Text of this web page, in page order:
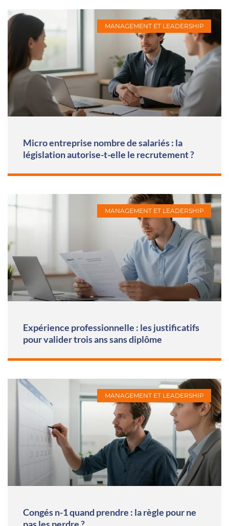
MANAGEMENT ET LEADERSHIP
Micro entreprise nombre de salariés : la
législation autorise-t-elle le recrutement ?
MANAGEMENT ET LEADERSHIP
Expérience professionnelle : les justificatifs
pour valider trois ans sans diplôme
MANAGEMENT ET LEADERSHIP
Congés n-1 quand prendre : la règle pour ne